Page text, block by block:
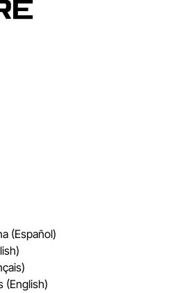
(Español)
(English)